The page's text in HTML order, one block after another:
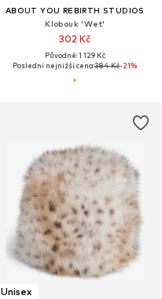
ABOUT YOU REBIRTH STUDIOS
Klobouk 'Wet'
302 Kč
Původně: 1 129 Kč
Poslední nejnižší cena:384 Kč-21%
Unisex